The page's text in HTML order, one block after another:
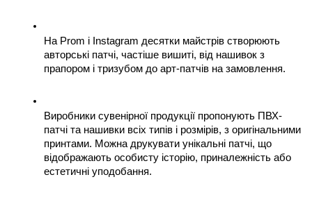
На Prom і Instagram десятки майстрів створюють
авторські патчі, частіше вишиті, від нашивок з
прапором і тризубом до арт-патчів на замовлення.
Виробники сувенірної продукції пропонують ПВХ-
патчі та нашивки всіх типів і розмірів, з оригінальними
принтами. Можна друкувати унікальні патчі, що
відображають особисту історію, приналежність або
естетичні уподобання.